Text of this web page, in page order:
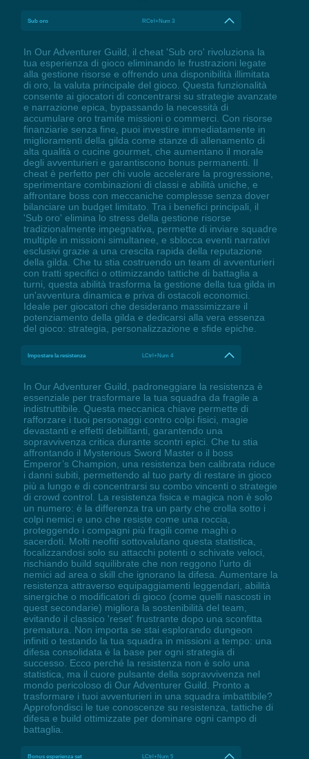
Sub oro RCtrl+Num 3
In Our Adventurer Guild, il cheat 'Sub oro' rivoluziona la
tua esperienza di gioco eliminando le frustrazioni legate
alla gestione risorse e offrendo una disponibilità illimitata
di oro, la valuta principale del gioco. Questa funzionalità
consente ai giocatori di concentrarsi su strategie avanzate
e narrazione epica, bypassando la necessità di
accumulare oro tramite missioni o commerci. Con risorse
finanziarie senza fine, puoi investire immediatamente in
miglioramenti della gilda come stanze di allenamento di
alta qualità o cucine gourmet, che aumentano il morale
degli avventurieri e garantiscono bonus permanenti. Il
cheat è perfetto per chi vuole accelerare la progressione,
sperimentare combinazioni di classi e abilità uniche, e
affrontare boss con meccaniche complesse senza dover
bilanciare un budget limitato. Tra i benefici principali, il
'Sub oro' elimina lo stress della gestione risorse
tradizionalmente impegnativa, permette di inviare squadre
multiple in missioni simultanee, e sblocca eventi narrativi
esclusivi grazie a una crescita rapida della reputazione
della gilda. Che tu stia costruendo un team di avventurieri
con tratti specifici o ottimizzando tattiche di battaglia a
turni, questa abilità trasforma la gestione della tua gilda in
un'avventura dinamica e priva di ostacoli economici.
Ideale per giocatori che desiderano massimizzare il
potenziamento della gilda e dedicarsi alla vera essenza
del gioco: strategia, personalizzazione e sfide epiche.
Impostare la resistenza LCtrl+Num 4
In Our Adventurer Guild, padroneggiare la resistenza è
essenziale per trasformare la tua squadra da fragile a
indistruttibile. Questa meccanica chiave permette di
rafforzare i tuoi personaggi contro colpi fisici, magie
devastanti e effetti debilitanti, garantendo una
sopravvivenza critica durante scontri epici. Che tu stia
affrontando il Mysterious Sword Master o il boss
Emperor’s Champion, una resistenza ben calibrata riduce
i danni subiti, permettendo al tuo party di restare in gioco
più a lungo e di concentrarsi su combo vincenti o strategie
di crowd control. La resistenza fisica e magica non è solo
un numero: è la differenza tra un party che crolla sotto i
colpi nemici e uno che resiste come una roccia,
proteggendo i compagni più fragili come maghi o
sacerdoti. Molti neofiti sottovalutano questa statistica,
focalizzandosi solo su attacchi potenti o schivate veloci,
rischiando build squilibrate che non reggono l’urto di
nemici ad area o skill che ignorano la difesa. Aumentare la
resistenza attraverso equipaggiamenti leggendari, abilità
sinergiche o modificatori di gioco (come quelli nascosti in
quest secondarie) migliora la sostenibilità del team,
evitando il classico 'reset' frustrante dopo una sconfitta
prematura. Non importa se stai esplorando dungeon
infiniti o testando la tua squadra in missioni a tempo: una
difesa consolidata è la base per ogni strategia di
successo. Ecco perché la resistenza non è solo una
statistica, ma il cuore pulsante della sopravvivenza nel
mondo pericoloso di Our Adventurer Guild. Pronto a
trasformare i tuoi avventurieri in una squadra imbattibile?
Approfondisci le tue conoscenze su resistenza, tattiche di
difesa e build ottimizzate per dominare ogni campo di
battaglia.
Bonus esperienza set LCtrl+Num 5